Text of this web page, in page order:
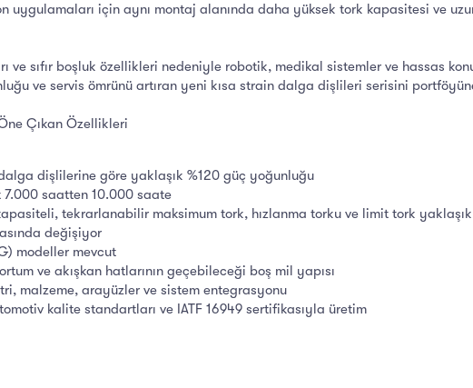
uygulamaları için aynı montaj alanında daha yüksek tork kapasitesi ve
sıfır boşluk özellikleri nedeniyle robotik, medikal sistemler ve hassas
ve servis ömrünü artıran yeni kısa strain dalga dişlileri serisini
Çıkan Özellikleri
dişlilerine göre yaklaşık %120 güç yoğunluğu
7.000 saatten 10.000 saate
tekrarlanabilir maksimum tork, hızlanma torku ve limit tork yaklaşık
değişiyor
modeller mevcut
ve akışkan hatlarının geçebileceği boş mil yapısı
malzeme, arayüzler ve sistem entegrasyonu
kalite standartları ve IATF 16949 sertifikasıyla üretim